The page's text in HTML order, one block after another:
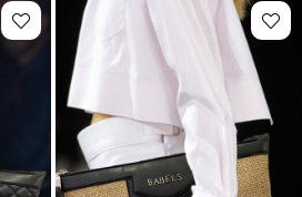
istiyoruz. Tüm desenlerimizde olduğu gibi
tarafından çizilmiş ve koleksiyonumuza
kullanımda, seyahatte veya makyaj
ideal! Aradığınız ürünü saniyeler içinde
bakım malzemelerinizi ve aksesuarlarınızı
Öne Çıkan Özellikler: Geniş Hacim: tarak,
setleri için ideal alan Dayanıklı Kumaş:
ile hem şık hem fonksiyonel Kullanım
Seyahat bakım çantası ✔ Saç ürünleri